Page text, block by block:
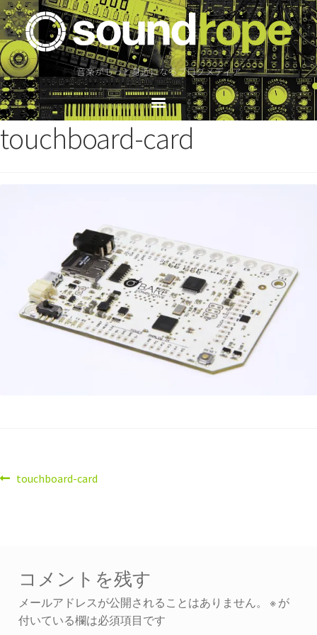
音楽がもっと身近になるブログメディア
touchboard-card
touchboard-card
コメントを残す
メールアドレスが公開されることはありません。 ※が
付いている欄は必須項目です